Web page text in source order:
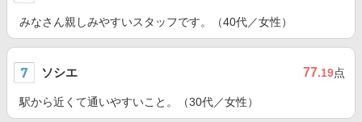
みなさん親しみやすいスタッフです。（40代／女性）
ソシエ 77.19点
駅から近くて通いやすいこと。（30代／女性）